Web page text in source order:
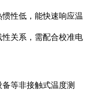
性低，能快速响应温
关系，需配合校准电
等非接触式温度测